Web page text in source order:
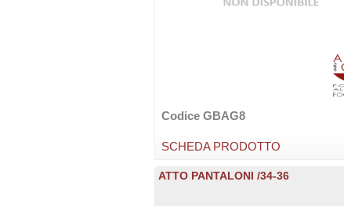
Codice GBAG8
SCHEDA PRODOTTO
ATTO PANTALONI /34-36